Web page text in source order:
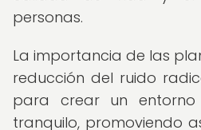
personas.
La importancia de las
reducción del ruido
para crear un
tranquilo, promoviendo